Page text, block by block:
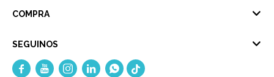
COMPRA
SEGUINOS
    